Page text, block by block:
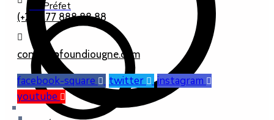
Le Préfet
(+221) 77 888 88 88
contact@foundiougne.com
facebook-square twitter
instagram
youtube